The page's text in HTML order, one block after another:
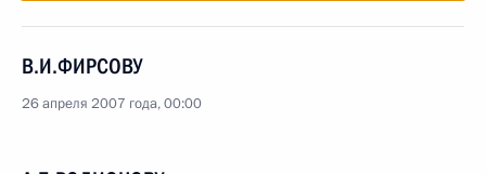
В.И.ФИРСОВУ
26 апреля 2007 года, 00:00